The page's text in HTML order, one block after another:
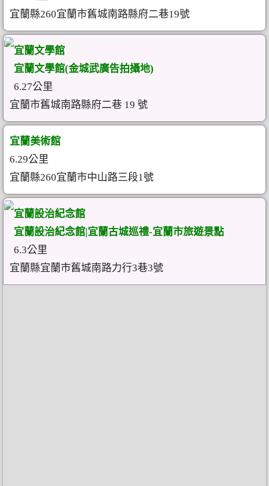
宜蘭縣260宜蘭市舊城南路縣府二巷19號
宜蘭文學館
宜蘭文學館(金城武廣告拍攝地)
6.27公里
宜蘭市舊城南路縣府二巷 19 號
宜蘭美術館
6.29公里
宜蘭縣260宜蘭市中山路三段1號
宜蘭設治紀念館
宜蘭設治紀念館|宜蘭古城巡禮-宜蘭市旅遊景點
6.3公里
宜蘭縣宜蘭市舊城南路力行3巷3號